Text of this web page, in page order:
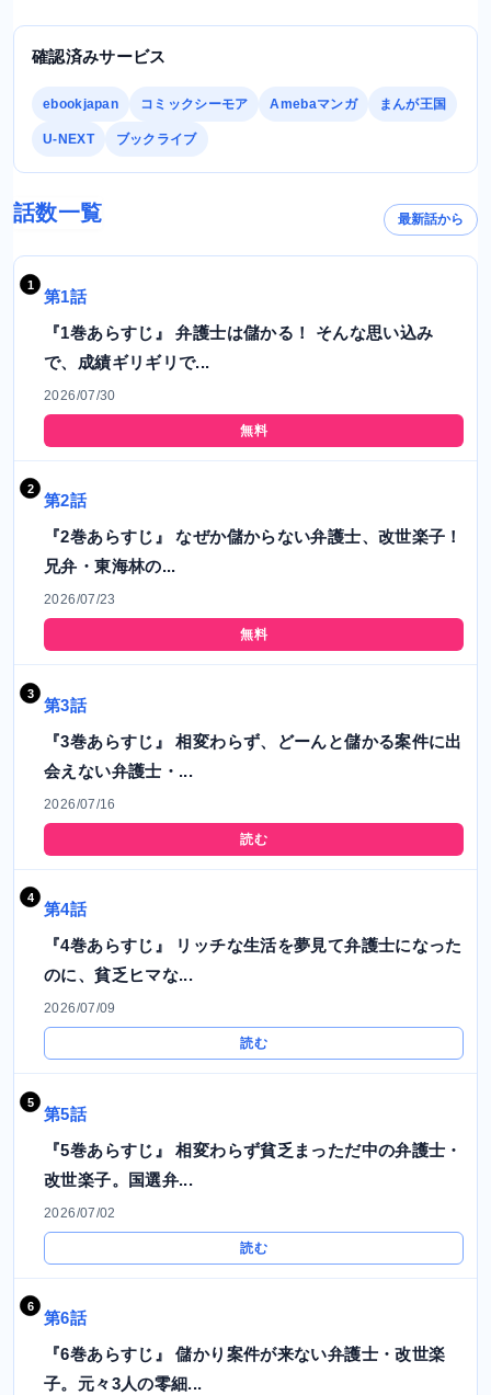
確認済みサービス
ebookjapan コミックシーモア Amebaマンガ まんが王国
U-NEXT ブックライブ
話数一覧 最新話から
第1話
『1巻あらすじ』 弁護士は儲かる！ そんな思い込み
で、成績ギリギリで...
2026/07/30
無料
第2話
『2巻あらすじ』 なぜか儲からない弁護士、改世楽子！
兄弁・東海林の...
2026/07/23
無料
第3話
『3巻あらすじ』 相変わらず、どーんと儲かる案件に出
会えない弁護士・...
2026/07/16
読む
第4話
『4巻あらすじ』 リッチな生活を夢見て弁護士になった
のに、貧乏ヒマな...
2026/07/09
読む
第5話
『5巻あらすじ』 相変わらず貧乏まっただ中の弁護士・
改世楽子。国選弁...
2026/07/02
読む
第6話
『6巻あらすじ』 儲かり案件が来ない弁護士・改世楽
子。元々3人の零細...